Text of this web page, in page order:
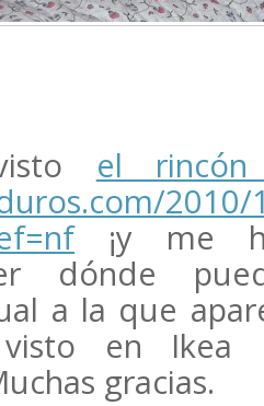
el
¡y me
dónde
a la que
en Ikea
gracias.